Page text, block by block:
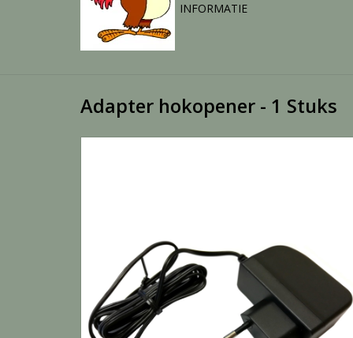
INFORMATIE
Adapter hokopener - 1 Stuks